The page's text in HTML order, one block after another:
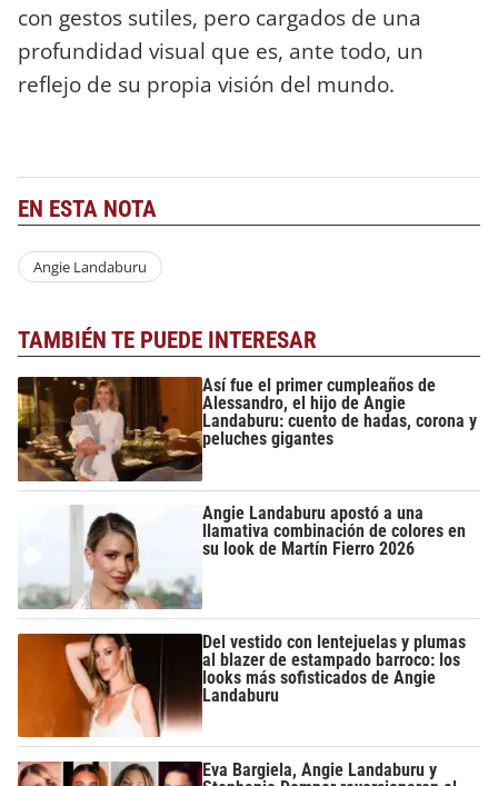
con gestos sutiles, pero cargados de una
profundidad visual que es, ante todo, un
reflejo de su propia visión del mundo.
EN ESTA NOTA
Angie Landaburu
TAMBIÉN TE PUEDE INTERESAR
Así fue el primer cumpleaños de
Alessandro, el hijo de Angie
Landaburu: cuento de hadas, corona y
peluches gigantes
Angie Landaburu apostó a una
llamativa combinación de colores en
su look de Martín Fierro 2026
Del vestido con lentejuelas y plumas
al blazer de estampado barroco: los
looks más sofisticados de Angie
Landaburu
Eva Bargiela, Angie Landaburu y